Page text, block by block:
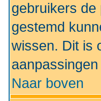
gebruikers de
gestemd
wissen. Dit is
Naar boven